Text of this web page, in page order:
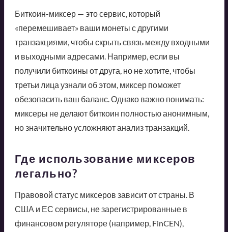
Биткоин-миксер — это сервис, который
«перемешивает» ваши монеты с другими
транзакциями, чтобы скрыть связь между входными
и выходными адресами. Например, если вы
получили биткоины от друга, но не хотите, чтобы
третьи лица узнали об этом, миксер поможет
обезопасить ваш баланс. Однако важно понимать:
миксеры не делают биткоин полностью анонимным,
но значительно усложняют анализ транзакций.
Где использование миксеров
легально?
Правовой статус миксеров зависит от страны. В
США и ЕС сервисы, не зарегистрированные в
финансовом регуляторе (например, FinCEN),